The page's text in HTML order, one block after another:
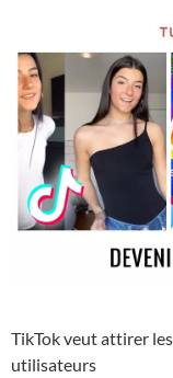
TikTok veut attirer
utilisateurs